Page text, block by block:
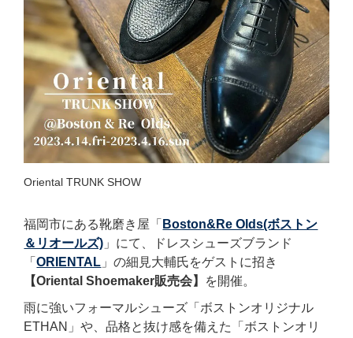
Oriental TRUNK SHOW
福岡市にある靴磨き屋「 Boston&Re Olds(ボストン
＆リオールズ) 」にて、ドレスシューズブランド
「ORIENTAL 」の細見大輔氏をゲストに招き
【Oriental Shoemaker販売会】 を開催。
雨に強いフォーマルシューズ 「ボストンオリジナル
ETHAN」や、品格と抜け感を備えた
「ボストンオリ